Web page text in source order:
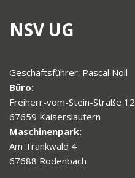
NSV UG
Geschäftsführer: Pascal Noll
Büro:
Freiherr-vom-Stein-Straße 12
67659 Kaiserslautern
Maschinenpark:
Am Tränkwald 4
67688 Rodenbach